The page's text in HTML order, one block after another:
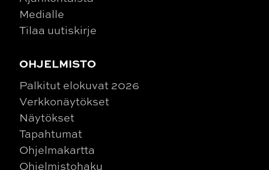
Medialle
Tilaa uutiskirje
OHJELMISTO
Palkitut elokuvat 2026
Verkkonäytökset
Näytökset
Tapahtumat
Ohjelmakartta
Ohjelmistohaku